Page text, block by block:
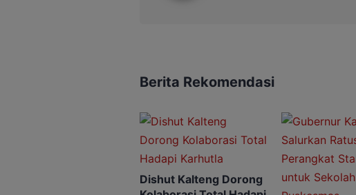
Berita Rekomendasi
Dishut Kalteng Dorong